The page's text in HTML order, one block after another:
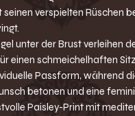
seinen verspielten Rüschen
unter der Brust verleihen
einen schmeichelhaften
Passform, während
betonen und eine
Paisley-Print mit